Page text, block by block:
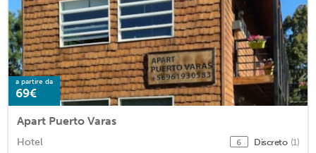
a partire da
69€
Apart Puerto Varas
Hotel 6 Discreto (1)